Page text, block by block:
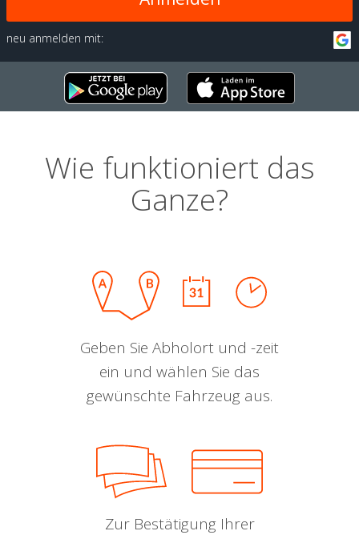
neu anmelden mit:
Wie funktioniert das
Ganze?
Geben Sie Abholort und -zeit
ein und wählen Sie das
gewünschte Fahrzeug aus.
Zur Bestätigung Ihrer